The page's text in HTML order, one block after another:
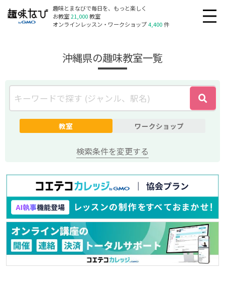
趣味とまなびで毎日を、もっと楽しく
お教室21,000教室
オンラインレッスン・ワークショップ4,400件
沖縄県の趣味教室一覧
教室 ワークショップ
検索条件を変更する